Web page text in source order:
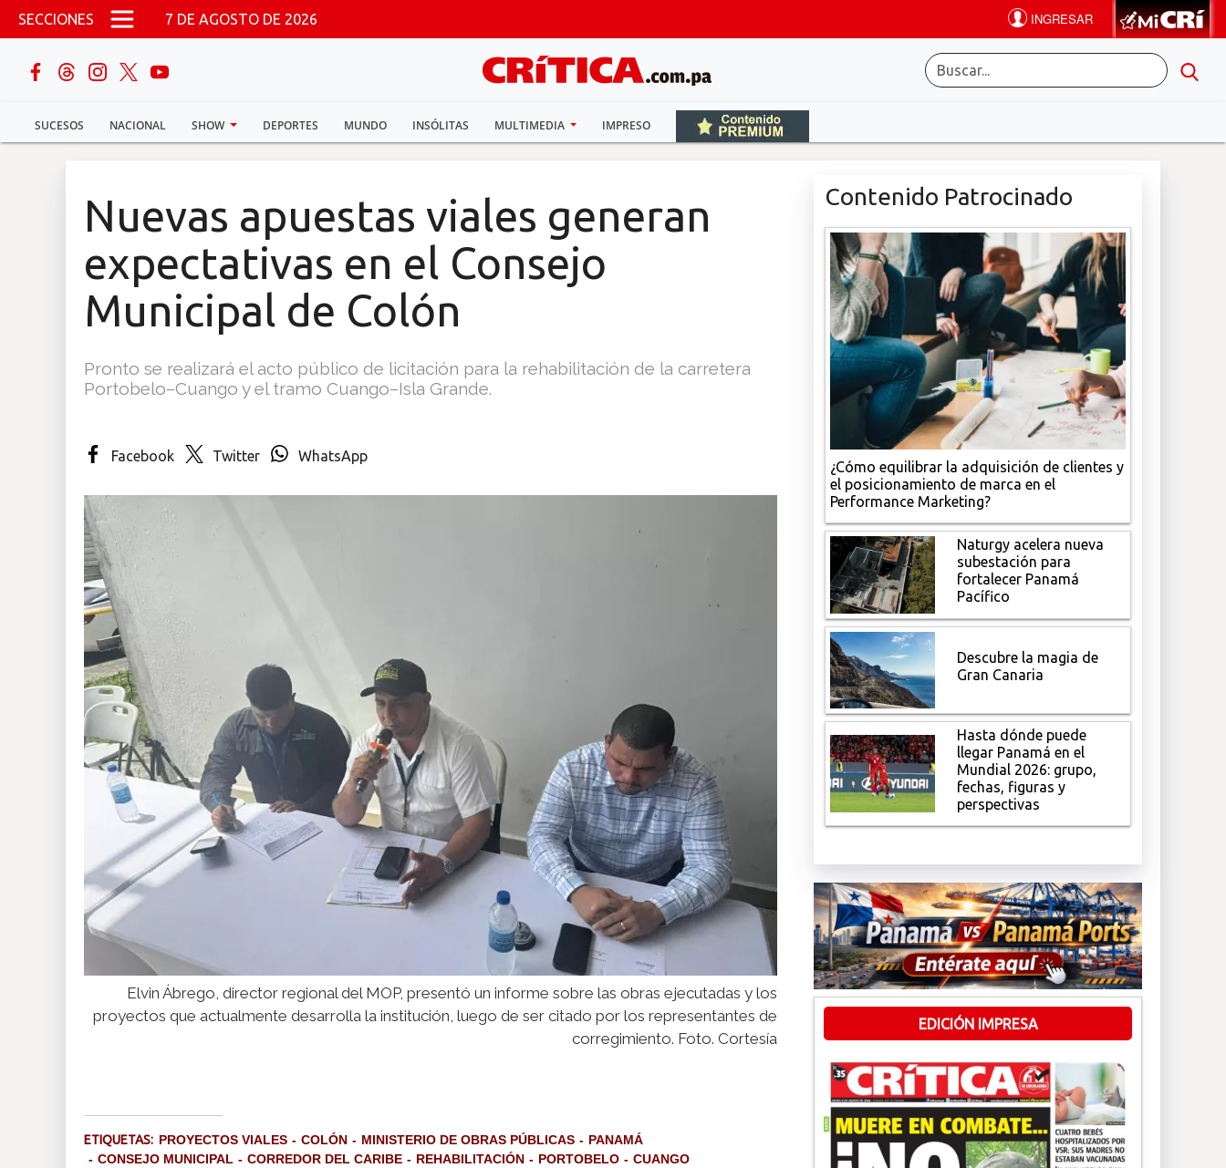
Pasar al contenido principal
SECCIONES 7 DE AGOSTO DE 2026
SUCESOS NACIONAL SHOW DEPORTES MUNDO INSÓLITAS MULTIMEDIA IMPRESO
buscar
Sucesos
Multimedia
Nuevas apuestas viales generan
expectativas en el Consejo
Municipal de Colón
Pronto se realizará el acto público de licitación para la rehabilitación de la carretera
Portobelo–Cuango y el tramo Cuango–Isla Grande.
Facebook Twitter WhatsApp
Elvin Ábrego, director regional del MOP, presentó un informe sobre las obras ejecutadas y los
proyectos que actualmente desarrolla la institución, luego de ser citado por los representantes de
corregimiento. Foto. Cortesía
ETIQUETAS: PROYECTOS VIALES COLÓN MINISTERIO DE OBRAS PÚBLICAS
PANAMÁ
CONSEJO MUNICIPAL
CORREDOR DEL CARIBE REHABILITACIÓN PORTOBELO CUANGO
Contenido Patrocinado
¿Cómo equilibrar la adquisición de clientes y
el posicionamiento de marca en el
Performance Marketing?
Naturgy acelera nueva
subestación para
fortalecer Panamá
Pacífico
Descubre la magia de
Gran Canaria
Hasta dónde puede
llegar Panamá en el
Mundial 2026: grupo,
fechas, figuras y
perspectivas
EDICIÓN IMPRESA